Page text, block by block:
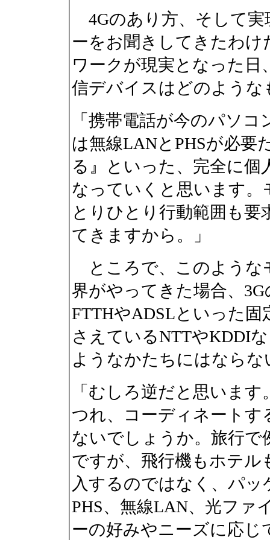
4Gのあり方、そして
ーをお聞きしてきたわ
ワークが現実となった日
信デバイスはどのよう
「携帯電話が今のパソ
は無線LANとPHSが必要
る』といった、完全に
なっていくと思います
とりひとり行動範囲も
てきますから。」
ところで、このような
界がやってきた場合、
FTTHやADSLといった
さえているNTTやKDDI
ようなかたちにはなら
「むしろ逆だと思いま
つれ、コーディネート
ないでしょうか。旅行
ですが、飛行機もホテル
入するのではなく、パ
PHS、無線LAN、光ファ
ーの好みやニーズに応